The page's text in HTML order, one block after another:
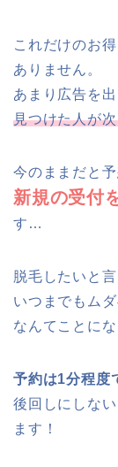
これだけのお
ありません。
あまり広告を
見つけた人が
今のままだと
新規の受付
す…
脱毛したいと
いつまでもム
なんてことに
予約は1分程度
後回しにしな
ます！